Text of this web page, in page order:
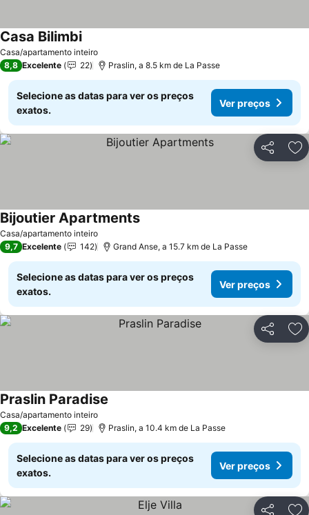
Casa/apartamento inteiro
Casa Bilimbi
8,8 Excelente 22 Praslin, a 8.5 km de La Passe
Selecione as datas para ver os preços
exatos.
Ver preços
Partilhar
Casa/apartamento inteiro
Bijoutier Apartments
9,7 Excelente 142 Grand Anse, a 15.7 km de La Passe
Selecione as datas para ver os preços
exatos.
Ver preços
Partilhar
Casa/apartamento inteiro
Praslin Paradise
9,2 Excelente 29 Praslin, a 10.4 km de La Passe
Selecione as datas para ver os preços
exatos.
Ver preços